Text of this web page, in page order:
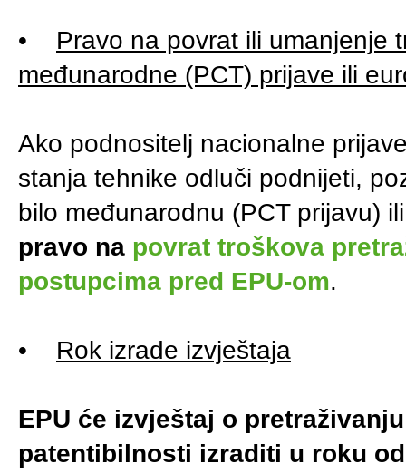
• Pravo na povrat ili umanjenje
međunarodne (PCT) prijave ili
Ako podnositelj nacionalne
stanja tehnike odluči podnijeti,
bilo međunarodnu (PCT prijavu)
pravo na povrat troškova
postupcima pred EPU-om.
• Rok izrade izvještaja
EPU će izvještaj o
patentibilnosti izraditi u roku